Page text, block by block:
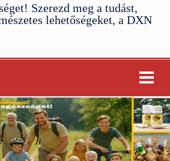
Szerezd meg a tudást,
lehetőségeket, a DXN